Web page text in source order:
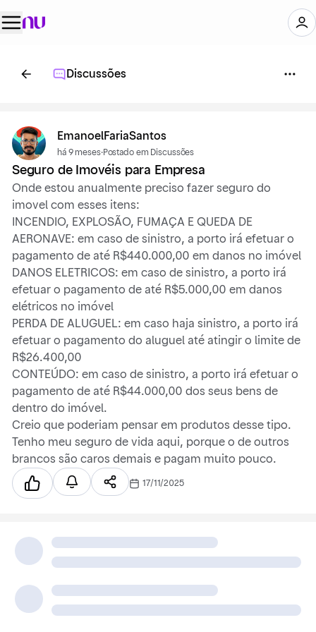
Discussões
EmanoelFariaSantos
há 9 meses·Postado em Discussões
Seguro de Imovéis para Empresa
Onde estou anualmente preciso fazer seguro do
imovel com esses itens:
INCENDIO, EXPLOSÃO, FUMAÇA E QUEDA DE
AERONAVE: em caso de sinistro, a porto irá efetuar o
pagamento de até R$440.000,00 em danos no imóvel
DANOS ELETRICOS: em caso de sinistro, a porto irá
efetuar o pagamento de até R$5.000,00 em danos
elétricos no imóvel
PERDA DE ALUGUEL: em caso haja sinistro, a porto irá
efetuar o pagamento do aluguel até atingir o limite de
R$26.400,00
CONTEÚDO: em caso de sinistro, a porto irá efetuar o
pagamento de até R$44.000,00 dos seus bens de
dentro do imóvel.
Creio que poderiam pensar em produtos desse tipo.
Tenho meu seguro de vida aqui, porque o de outros
brancos são caros demais e pagam muito pouco.
17/11/2025